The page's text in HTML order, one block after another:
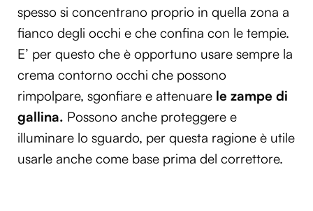
spesso si concentrano proprio in quella zona a
fianco degli occhi e che confina con le tempie.
E’ per questo che è opportuno usare sempre la
crema contorno occhi che possono
rimpolpare, sgonfiare e attenuare le zampe di
gallina. Possono anche proteggere e
illuminare lo sguardo, per questa ragione è utile
usarle anche come base prima del correttore.